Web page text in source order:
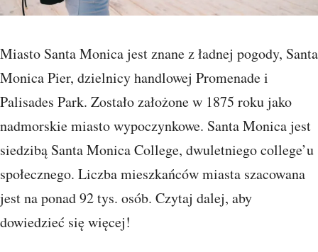
Miasto Santa Monica jest znane z ładnej pogody, Santa
Monica Pier, dzielnicy handlowej Promenade i
Palisades Park. Zostało założone w 1875 roku jako
nadmorskie miasto wypoczynkowe. Santa Monica jest
siedzibą Santa Monica College, dwuletniego college’u
społecznego. Liczba mieszkańców miasta szacowana
jest na ponad 92 tys. osób. Czytaj dalej, aby
dowiedzieć się więcej!